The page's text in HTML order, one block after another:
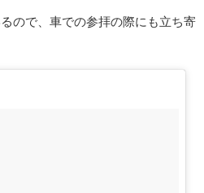
ので、車での参拝の際にも立ち寄